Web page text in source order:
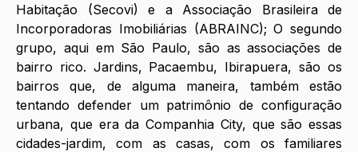
Habitação (Secovi) e a Associação Brasileira de
Incorporadoras Imobiliárias (ABRAINC); O segundo
grupo, aqui em São Paulo, são as associações de
bairro rico. Jardins, Pacaembu, Ibirapuera, são os
bairros que, de alguma maneira, também estão
tentando defender um patrimônio de configuração
urbana, que era da Companhia City, que são essas
cidades-jardim, com as casas, com os familiares